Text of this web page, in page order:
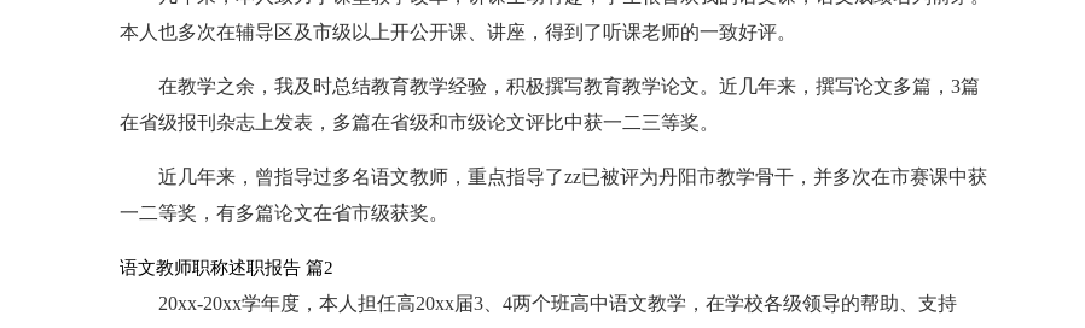
本人也多次在辅导区及市级以上开公开课、讲座，得到了听课老师的一致好评。
在教学之余，我及时总结教育教学经验，积极撰写教育教学论文。近几年来，撰写论文多篇，3篇
在省级报刊杂志上发表，多篇在省级和市级论文评比中获一二三等奖。
近几年来，曾指导过多名语文教师，重点指导了zz已被评为丹阳市教学骨干，并多次在市赛课中获
一二等奖，有多篇论文在省市级获奖。
语文教师职称述职报告 篇2
20xx-20xx学年度，本人担任高20xx届3、4两个班高中语文教学，在学校各级领导的帮助、支持